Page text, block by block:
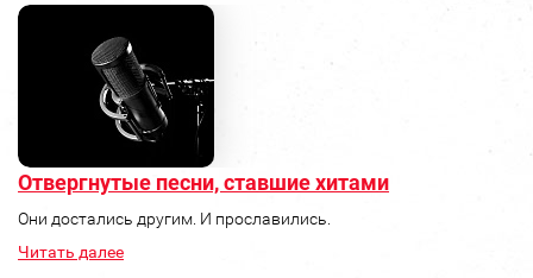
Отвергнутые песни, ставшие хитами
Они достались другим. И прославились.
Читать далее